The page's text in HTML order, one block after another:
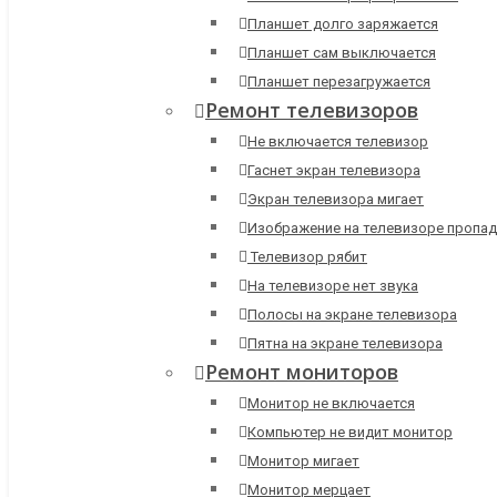
Планшет долго заряжается
Планшет сам выключается
Планшет перезагружается
Ремонт телевизоров
Не включается телевизор
Гаснет экран телевизора
Экран телевизора мигает
Изображение на телевизоре
Телевизор рябит
На телевизоре нет звука
Полосы на экране телевизора
Пятна на экране телевизора
Ремонт мониторов
Монитор не включается
Компьютер не видит монитор
Монитор мигает
Монитор мерцает